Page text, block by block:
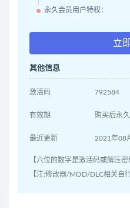
永久会员用户特权：
立
其他信息
激活码 792584
有效期 购买后永
最近更新 2021年08
【六位的数字是激活码或解压
【注:修改器/MOD/DLC相关自